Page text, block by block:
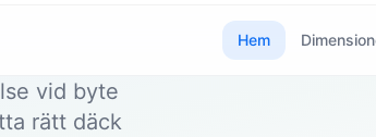
Hem
vid byte
rätt däck